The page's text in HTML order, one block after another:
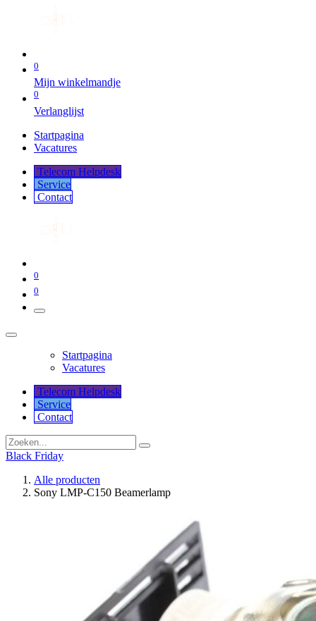
0
Mijn winkelmandje
0
Verlanglijst
Startpagina
Vacatures
Telecom Helpdesk
Service
Co​​​​​​ntact
0
0
Startpagina
Vacatures
Telecom Helpdesk
Service
Co​​​​​​ntact
Black Friday
Alle producten
Sony LMP-C150 Beamerlamp